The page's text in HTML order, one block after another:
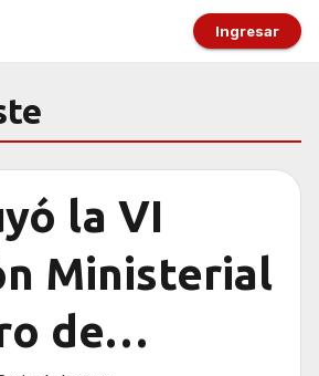
Ingresar
la VI
Ministerial
de